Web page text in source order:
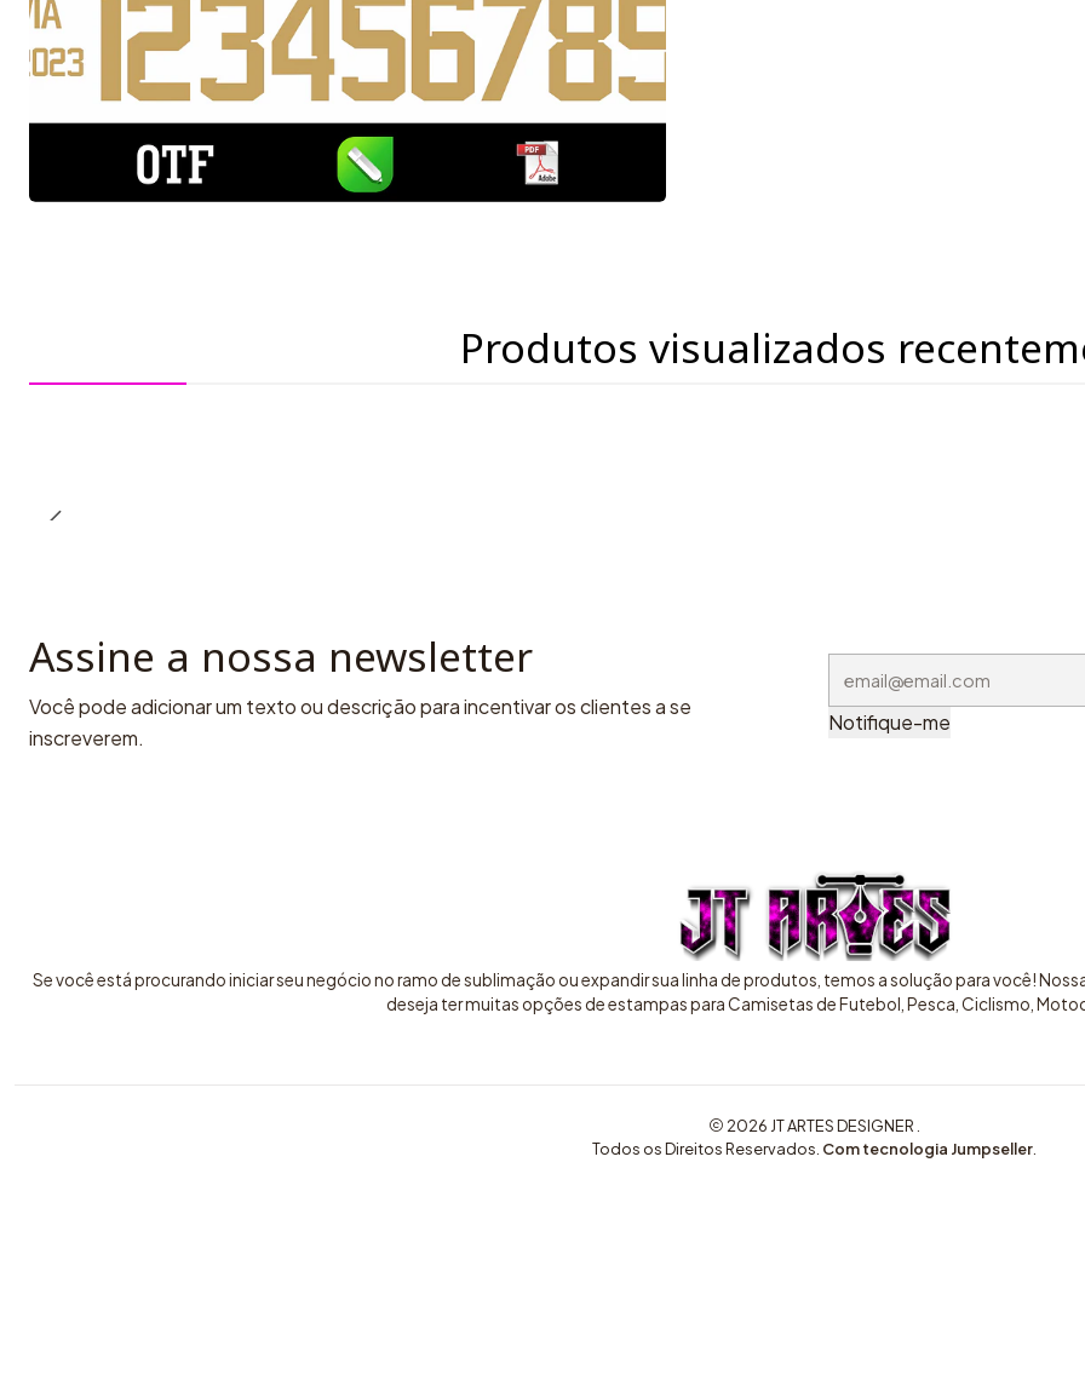
Produtos visualizados
Assine a nossa newsletter
Você pode adicionar um texto ou descrição para incentivar os clientes a se
inscreverem.
Notifique-me
Se você está procurando iniciar seu negócio no ramo de sublimação ou expandir sua linha de produtos, temos a solução para você!
deseja ter muitas opções de estampas para Camisetas de Futebol, Pesca, Ciclismo,
2026 JT ARTES DESIGNER .
Todos os Direitos Reservados. Com tecnologia Jumpseller.